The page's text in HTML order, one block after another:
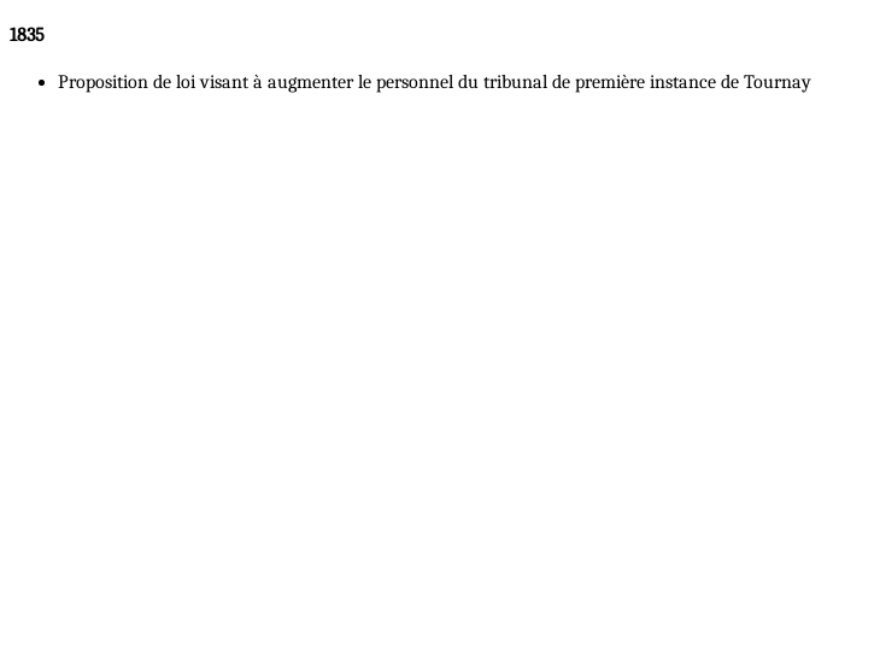
1835
Proposition de loi visant à augmenter le personnel du tribunal de première instance de Tournay